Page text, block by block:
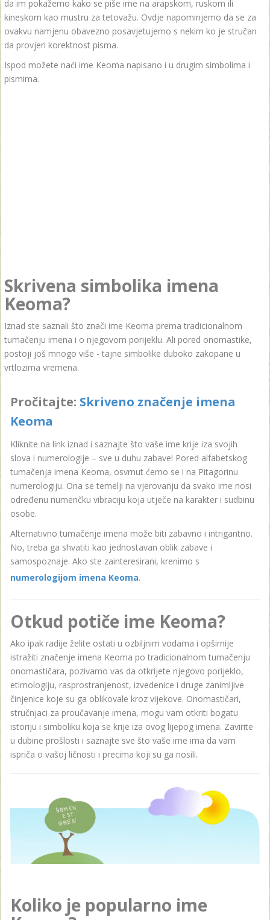
da im pokažemo kako se piše ime na arapskom, ruskom ili
kineskom kao mustru za tetovažu. Ovdje napominjemo da se za
ovakvu namjenu obavezno posavjetujemo s nekim ko je stručan
da provjeri korektnost pisma.
Ispod možete naći ime Keoma napisano i u drugim simbolima i
pismima.
Skrivena simbolika imena
Keoma?
Iznad ste saznali što znači ime Keoma prema tradicionalnom
tumačenju imena i o njegovom porijeklu. Ali pored onomastike,
postoji još mnogo više - tajne simbolike duboko zakopane u
vrtlozima vremena.
Pročitajte: Skriveno značenje imena
Keoma
Kliknite na link iznad i saznajte što vaše ime krije iza svojih
slova i numerologije – sve u duhu zabave! Pored alfabetskog
tumačenja imena Keoma, osvrnut ćemo se i na Pitagorinu
numerologiju. Ona se temelji na vjerovanju da svako ime nosi
određenu numeričku vibraciju koja utječe na karakter i sudbinu
osobe.
Alternativno tumačenje imena može biti zabavno i intrigantno.
No, treba ga shvatiti kao jednostavan oblik zabave i
samospoznaje. Ako ste zainteresirani, krenimo s
numerologijom imena Keoma.
Otkud potiče ime Keoma?
Ako ipak radije želite ostati u ozbiljnim vodama i opširnije
istražiti značenje imena Keoma po tradicionalnom tumačenju
onomastičara, pozivamo vas da otkrijete njegovo porijeklo,
etimologiju, rasprostranjenost, izvedenice i druge zanimljive
činjenice koje su ga oblikovale kroz vijekove. Onomastičari,
stručnjaci za proučavanje imena, mogu vam otkriti bogatu
istoriju i simboliku koja se krije iza ovog lijepog imena. Zavirite
u dubine prošlosti i saznajte sve što vaše ime ima da vam
ispriča o vašoj ličnosti i precima koji su ga nosili.
Koliko je popularno ime